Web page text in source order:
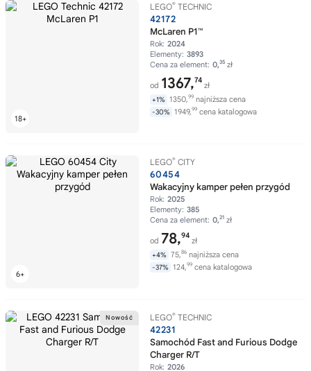
LEGO® TECHNIC
42172
McLaren P1™
Rok: 2024
Elementy: 3893
Cena za element: 0,35 zł
od 1367,74
zł
+1% 1350,99 najniższa cena
-30% 1949,99 cena katalogowa
LEGO® CITY
60454
Wakacyjny kamper pełen przygód
Rok: 2025
Elementy: 385
Cena za element: 0,21 zł
od 78,94
zł
+4% 75,86 najniższa cena
-37% 124,99 cena katalogowa
LEGO® TECHNIC
42231
Samochód Fast and Furious Dodge
Charger R/T
Rok: 2026